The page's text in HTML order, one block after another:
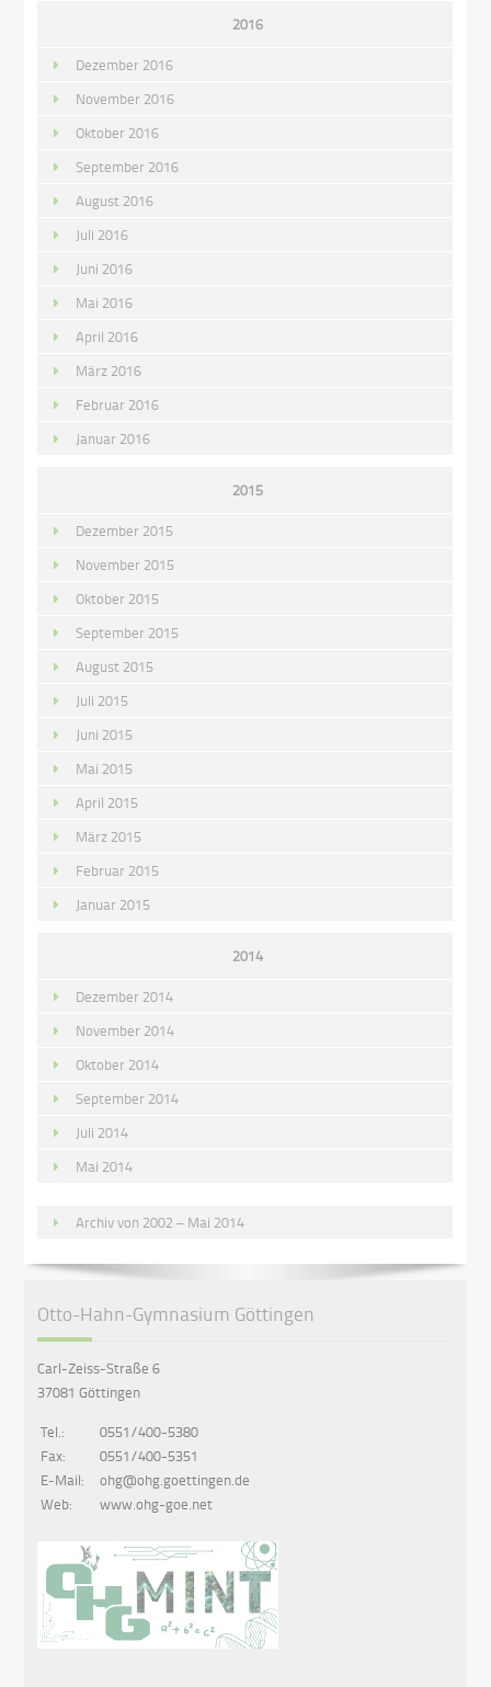
2016
Dezember 2016
November 2016
Oktober 2016
September 2016
August 2016
Juli 2016
Juni 2016
Mai 2016
April 2016
März 2016
Februar 2016
Januar 2016
2015
Dezember 2015
November 2015
Oktober 2015
September 2015
August 2015
Juli 2015
Juni 2015
Mai 2015
April 2015
März 2015
Februar 2015
Januar 2015
2014
Dezember 2014
November 2014
Oktober 2014
September 2014
Juli 2014
Mai 2014
Archiv von 2002 – Mai 2014
Otto-Hahn-Gymnasium Göttingen
Carl-Zeiss-Straße 6
37081 Göttingen
Tel.:
0551/400-5380
Fax:
0551/400-5351
E-Mail:
ohg@ohg.goettingen.de
Web:
www.ohg-goe.net